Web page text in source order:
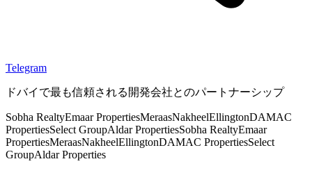
Telegram
ドバイで最も信頼される開発会社とのパートナーシップ
Sobha RealtyEmaar PropertiesMeraasNakheelEllingtonDAMAC
PropertiesSelect GroupAldar PropertiesSobha RealtyEmaar
PropertiesMeraasNakheelEllingtonDAMAC PropertiesSelect
GroupAldar Properties